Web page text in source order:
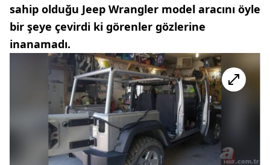
sahip olduğu Jeep Wrangler model aracını öyle
bir şeye çevirdi ki görenler gözlerine
inanamadı.